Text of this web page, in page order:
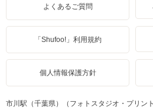
よくあるご質問
「Shufoo!」利用規約
個人情報保護方針
市川駅（千葉県）（フォトスタジオ・プリン